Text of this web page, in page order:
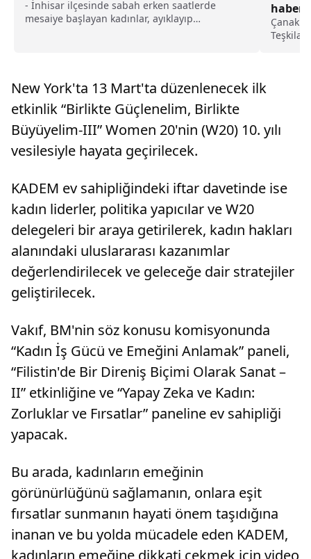
sunuluyor haberi
- İnhisar ilçesinde sabah erken saatlerde
mesaiye başlayan kadınlar, ayıklayıp
işçilere yemek yapıyor. Bu tesiste de yaklaşık 30
bayan arkadaşımız yeşil soğan temizliyor"
haberi
New York'ta 13 Mart'ta düzenlenecek ilk
etkinlik “Birlikte Güçlenelim, Birlikte
Büyüyelim-III” Women 20'nin (W20) 10. yılı
vesilesiyle hayata geçirilecek.
KADEM ev sahipliğindeki iftar davetinde ise
kadın liderler, politika yapıcılar ve W20
delegeleri bir araya getirilerek, kadın hakları
alanındaki uluslararası kazanımlar
değerlendirilecek ve geleceğe dair stratejiler
geliştirilecek.
Vakıf, BM'nin söz konusu komisyonunda
“Kadın İş Gücü ve Emeğini Anlamak” paneli,
“Filistin'de Bir Direniş Biçimi Olarak Sanat –
II” etkinliğine ve “Yapay Zeka ve Kadın:
Zorluklar ve Fırsatlar” paneline ev sahipliği
yapacak.
Bu arada, kadınların emeğinin
görünürlüğünü sağlamanın, onlara eşit
fırsatlar sunmanın hayati önem taşıdığına
inanan ve bu yolda mücadele eden KADEM,
kadınların emeğine dikkati çekmek için video